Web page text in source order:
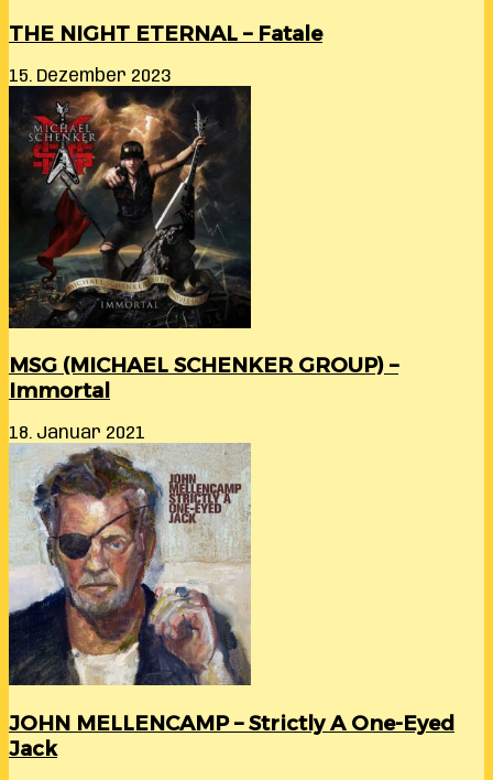
THE NIGHT ETERNAL – Fatale
15. Dezember 2023
MSG (MICHAEL SCHENKER GROUP) –
Immortal
18. Januar 2021
JOHN MELLENCAMP – Strictly A One-Eyed
Jack